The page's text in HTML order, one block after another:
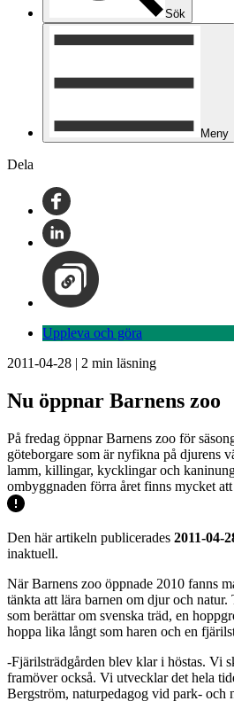
Sök
Meny
Dela
Uppleva och göra
2011-04-28 | 2 min läsning
Nu öppnar Barnens zoo
På fredag öppnar Barnens zoo för
göteborgare som är nyfikna på djurens
lamm, killingar, kycklingar och
ombyggnaden förra året finns mycket
Den här artikeln publicerades 2011-04-
inaktuell.
När Barnens zoo öppnade 2010 fanns
tänkta att lära barnen om djur och
som berättar om svenska träd, en
hoppa lika långt som haren och en
-Fjärilsträdgården blev klar i höstas. Vi
framöver också. Vi utvecklar det hela
Bergström, naturpedagog vid park- och